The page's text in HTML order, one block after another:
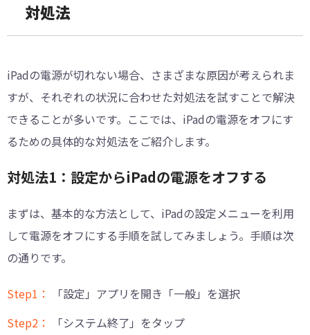
対処法
iPadの電源が切れない場合、さまざまな原因が考えられま
すが、それぞれの状況に合わせた対処法を試すことで解決
できることが多いです。ここでは、iPadの電源をオフにす
るための具体的な対処法をご紹介します。
対処法1：設定からiPadの電源をオフする
まずは、基本的な方法として、iPadの設定メニューを利用
して電源をオフにする手順を試してみましょう。手順は次
の通りです。
Step1：
「設定」アプリを開き「一般」を選択
Step2：
「システム終了」をタップ